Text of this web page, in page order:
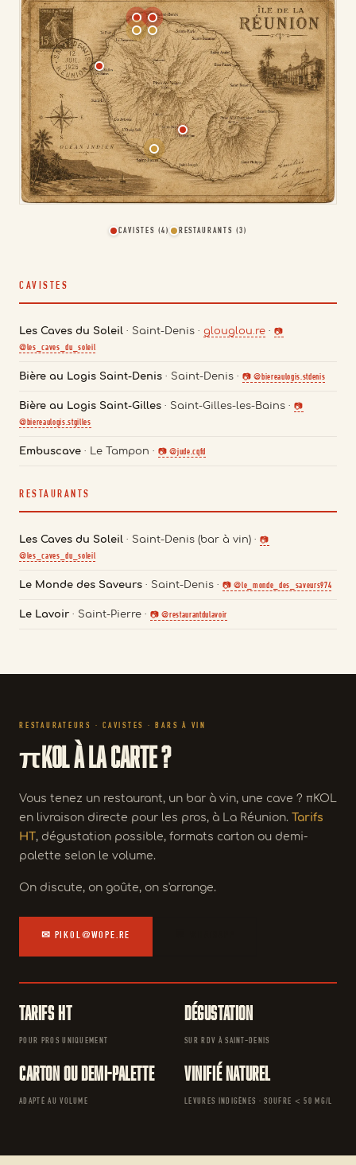
CAVISTES (4) RESTAURANTS (3)
CAVISTES
Les Caves du Soleil · Saint-Denis · glouglou.re ·
@les_caves_du_soleil
Bière au Logis Saint-Denis · Saint-Denis · @biereaulogis.stdenis
Bière au Logis Saint-Gilles · Saint-Gilles-les-Bains ·
@biereaulogis.stgilles
Embuscave · Le Tampon · @jude.cqfd
RESTAURANTS
Les Caves du Soleil · Saint-Denis (bar à vin) ·
@les_caves_du_soleil
Le Monde des Saveurs · Saint-Denis · @le_monde_des_saveurs974
Le Lavoir · Saint-Pierre · @restaurantdulavoir
RESTAURATEURS · CAVISTES · BARS À VIN
πKOL à la carte ?
Vous tenez un restaurant, un bar à vin, une cave ? πKOL
en livraison directe pour les pros, à La Réunion. Tarifs
HT, dégustation possible, formats carton ou demi-
palette selon le volume.
On discute, on goûte, on s'arrange.
✉ PIKOL@WOPE.RE
Tarifs HT
POUR PROS UNIQUEMENT
Dégustation
SUR RDV À SAINT-DENIS
Carton ou demi-palette
ADAPTÉ AU VOLUME
Vinifié naturel
LEVURES INDIGÈNES · SOUFRE < 50 MG/L